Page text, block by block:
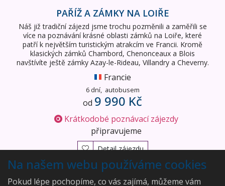
PAŘÍŽ A ZÁMKY NA LOIŘE
Náš již tradiční zájezd jsme trochu pozměnili a zaměřili se
více na poznávání krásné oblasti zámků na Loiře, které
patří k největším turistickým atrakcím ve Francii. Kromě
klasických zámků Chambord, Chenonceaux a Blois
navštívíte ještě zámky Azay-le-Rideau, Villandry a Cheverny.
Francie
6 dní, autobusem
od 9 990 Kč
Krátkodobé poznávací zájezdy
připravujeme
Detail zájezdu
Na našem webu používáme cookies
Pokud lépe pochopíme, co vás zajímá, můžeme vám